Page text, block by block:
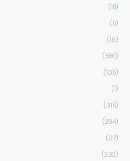
(18)
(5)
(16)
(580)
(105)
(1)
(315)
(294)
(37)
(202)